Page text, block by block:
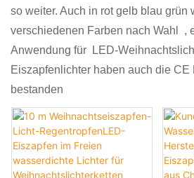
so weiter. Auch in rot gelb blau grün
verschiedenen Farben nach Wahl ,
Anwendung für LED-
Eiszapfenlichter haben auch die CE
bestanden